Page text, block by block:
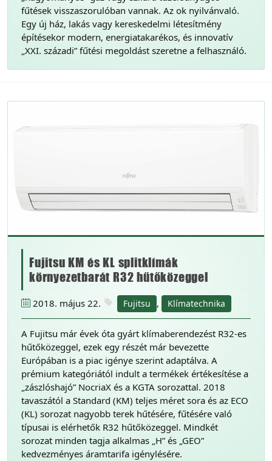
fűtések visszaszorulóban vannak. Az ok nyilvánvaló.
Egy új ház, lakás vagy kereskedelmi létesítmény
építésekor modern, energiatakarékos, és innovatív
„XXI. századi” fűtési megoldást szeretne a felhasználó.
Fujitsu KM és KL splitklímák
környezetbarát R32 hűtőközeggel
2018. május 22. Fujitsu , Klímatechnika
A Fujitsu már évek óta gyárt klímaberendezést R32-es
hűtőközeggel, ezek egy részét már bevezette
Európában is a piac igénye szerint adaptálva. A
prémium kategóriától indult a termékek értékesítése a
„zászlóshajó” NocriaX és a KGTA sorozattal. 2018
tavaszától a Standard (KM) teljes méret sora és az ECO
(KL) sorozat nagyobb terek hűtésére, fűtésére való
típusai is elérhetők R32 hűtőközeggel. Mindkét
sorozat minden tagja alkalmas „H” és „GEO”
kedvezményes áramtarifa igénylésére.